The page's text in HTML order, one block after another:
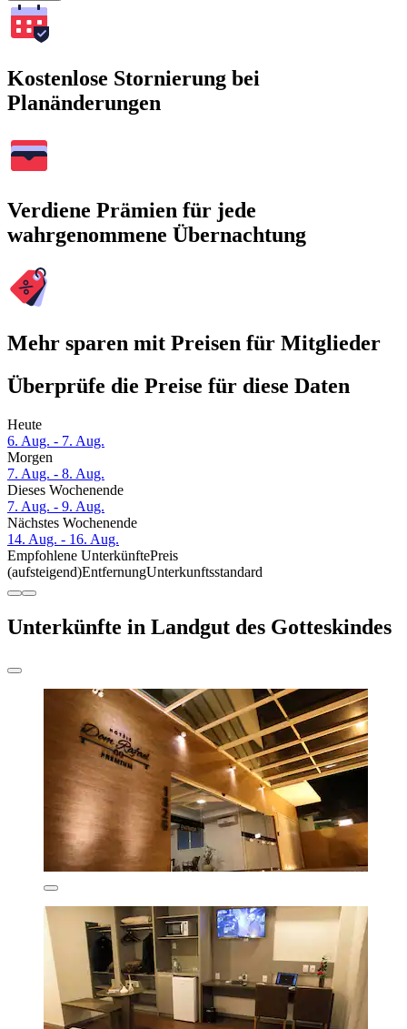
Kostenlose Stornierung bei
Planänderungen
Verdiene Prämien für jede
wahrgenommene Übernachtung
Mehr sparen mit Preisen für Mitglieder
Überprüfe die Preise für diese Daten
Heute
6. Aug. - 7. Aug.
Morgen
7. Aug. - 8. Aug.
Dieses Wochenende
7. Aug. - 9. Aug.
Nächstes Wochenende
14. Aug. - 16. Aug.
Empfohlene UnterkünftePreis
(aufsteigend)EntfernungUnterkunftsstandard
Unterkünfte in Landgut des Gotteskindes